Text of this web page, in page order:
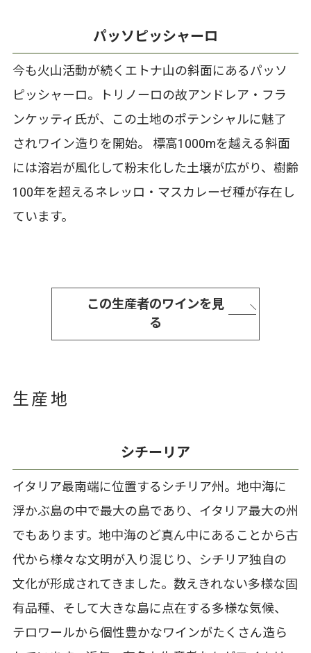
パッソピッシャーロ
今も火山活動が続くエトナ山の斜面にあるパッソ
ピッシャーロ。トリノーロの故アンドレア・フラ
ンケッティ氏が、この土地のポテンシャルに魅了
されワイン造りを開始。 標高1000mを越える斜面
には溶岩が風化して粉末化した土壌が広がり、樹齢
100年を超えるネレッロ・マスカレーゼ種が存在し
ています。
この生産者のワインを見
る
生産地
シチーリア
イタリア最南端に位置するシチリア州。地中海に
浮かぶ島の中で最大の島であり、イタリア最大の州
でもあります。地中海のど真ん中にあることから古
代から様々な文明が入り混じり、シチリア独自の
文化が形成されてきました。数えきれない多様な固
有品種、そして大きな島に点在する多様な気候、
テロワールから個性豊かなワインがたくさん造ら